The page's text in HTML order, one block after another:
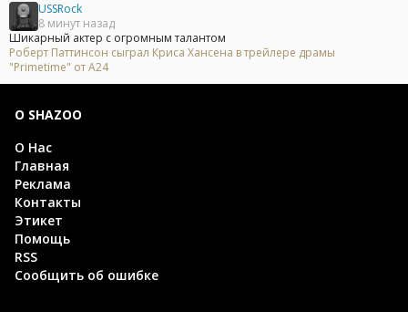
USSRock
8 минут назад
Шикарный актер с огромным талантом
Роберт Паттинсон сыграл Криса Хансена в трейлере драмы
"Primetime" от A24
О SHAZOO
О Нас
Главная
Реклама
Контакты
Этикет
Помощь
RSS
Сообщить об ошибке